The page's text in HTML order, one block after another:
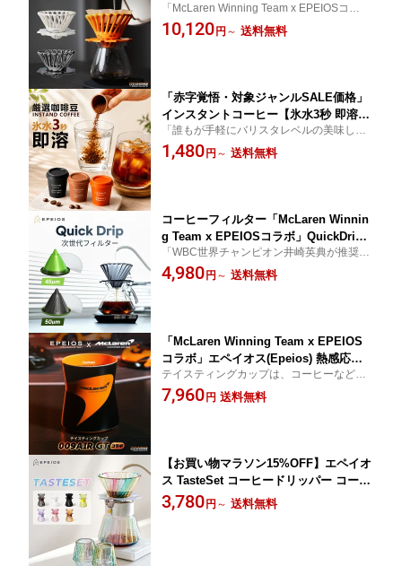
杯用 中空設計 耐熱 おしゃれ 高速抽出
お手入れ簡単 家庭用
「McLaren Winning Team x EPEIOSコラ
ボ」
10,120円 ～ 送料無料
「赤字覚悟・対象ジャンルSALE価格」
インスタントコーヒー【氷水3秒 即溶】
QUICKSHOT フリーズドライ 水出し コ
ーヒー 珈琲 コールドブリュー コーヒー
「誰もが手軽にバリスタレベルの美味し
さ」アイスコーヒー ホットコーヒー ラテ
カフェオレ コーヒーのアレンジ ミルクコー
1,480円 ～ 送料無料
コーヒーフィルター「McLaren Winnin
g Team x EPEIOSコラボ」QuickDrip 3
50 380メッシュ 再利用可能 5枚入り 洗
える 医療用ポリエステル素材 無漂白 過
「WBC世界チャンピオン井崎英典が推奨」
精密な物理フィルタリ ング技術により、一
杯一杯のコーヒーから豊かな香りと繊細な
4,980円 ～ 送料無料
「McLaren Winning Team x EPEIOS
コラボ」エペイオス(Epeios) 熱感応変
色コーヒーカップ 009 AIR GT ティステ
ィングカップ 80ml ロックグラス 0.09c
テイスティングカップは、コーヒーなどの
飲料が持つ豊かな香りを楽しむために設計
された特別モデルです。
7,960円 送料無料
【お買い物マラソン15%OFF】エペイオ
ス TasteSet コーヒードリッパー コーヒ
ーサーバー テイスティングセット 3点セ
ット 器具 高速抽出 お茶 お酒 ウイスキ
3,780円 ～ 送料無料